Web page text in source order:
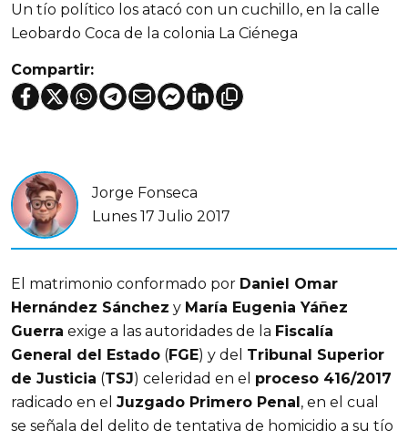
Un tío político los atacó con un cuchillo, en la calle
Leobardo Coca de la colonia La Ciénega
Compartir:
Jorge Fonseca
Lunes 17 Julio 2017
El matrimonio conformado por Daniel Omar
Hernández Sánchez y María Eugenia Yáñez
Guerra exige a las autoridades de la Fiscalía
General del Estado (FGE) y del Tribunal Superior
de Justicia (TSJ) celeridad en el proceso 416/2017
radicado en el Juzgado Primero Penal , en el cual
se señala del delito de tentativa de homicidio a su tío